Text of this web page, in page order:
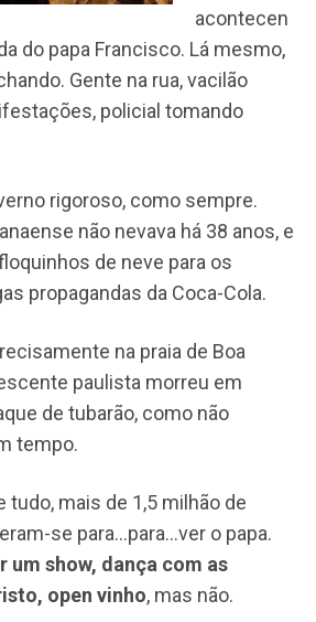
acontecen
do papa Francisco. Lá mesmo,
Gente na rua, vacilão
policial tomando
rigoroso, como sempre.
não nevava há 38 anos, e
de neve para os
propagandas da Coca-Cola.
na praia de Boa
paulista morreu em
de tubarão, como não
tempo.
tudo, mais de 1,5 milhão de
se para…para…ver o papa.
um show, dança com as
open vinho, mas não.